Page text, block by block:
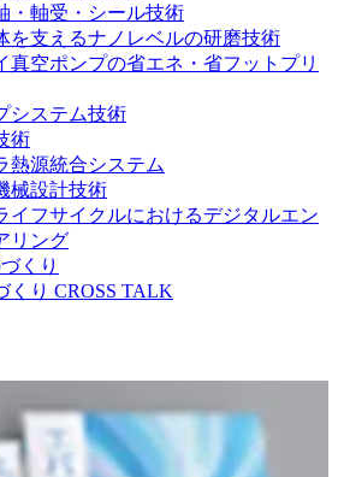
・軸受・シール技術
を支えるナノレベルの研磨技術
真空ポンプの省エネ・省フットプリ
システム技術
術
熱源統合システム
械設計技術
イフサイクルにおけるデジタルエン
リング
くり
くり CROSS TALK